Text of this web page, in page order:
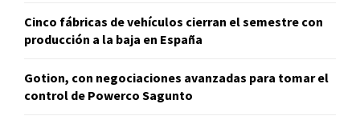
Cinco fábricas de vehículos cierran el semestre con
producción a la baja en España
Gotion, con negociaciones avanzadas para tomar el
control de Powerco Sagunto